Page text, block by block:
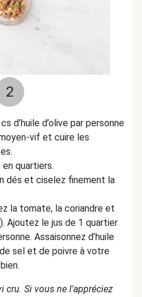
2
d’huile d’olive par personne
vif et cuire les
quartiers.
dés et ciselez finement la
la tomate, la coriandre et
Ajoutez le jus de 1 quartier
Assaisonnez d’huile
sel et de poivre à votre
cru. Si vous ne l'appréciez